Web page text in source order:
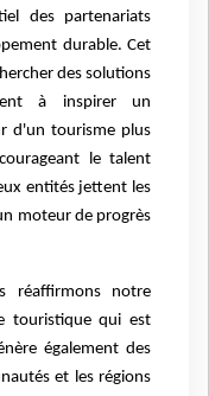
des partenariats
durable. Cet
des solutions
à inspirer un
d'un tourisme plus
le talent
entités jettent les
moteur de progrès
réaffirmons notre
touristique qui est
également des
et les régions